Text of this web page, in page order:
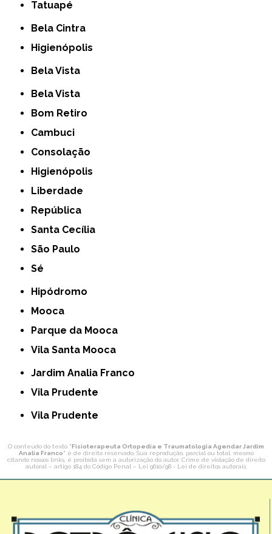
Tatuapé
Bela Cintra
Higienópolis
Bela Vista
Bela Vista
Bom Retiro
Cambuci
Consolação
Higienópolis
Liberdade
República
Santa Cecília
São Paulo
Sé
Hipódromo
Mooca
Parque da Mooca
Vila Santa Mooca
Jardim Analia Franco
Vila Prudente
Vila Prudente
O conteúdo do texto "Fisioterapeuta Ortopedia e Traumatologia Agendar Jardim
Analia Franco" é de direito reservado. Sua reprodução, parcial ou total, mesmo
citando nossos links, é proibida sem a autorização do autor. Crime de violação de direito
autoral – artigo 184 do Código Penal – Lei 9610/98 - Lei de direitos autorais.